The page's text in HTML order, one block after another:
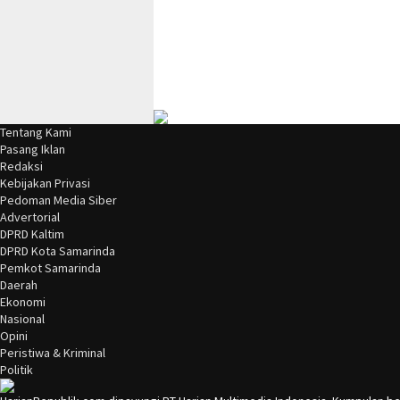
Tentang Kami
Pasang Iklan
Redaksi
Kebijakan Privasi
Pedoman Media Siber
Advertorial
DPRD Kaltim
DPRD Kota Samarinda
Pemkot Samarinda
Daerah
Ekonomi
Nasional
Opini
Peristiwa & Kriminal
Politik